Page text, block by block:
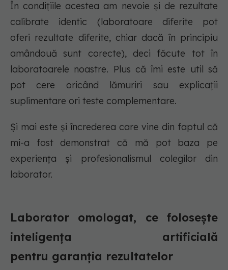
În condițiile acestea am nevoie și de rezultate
calibrate identic (laboratoare diferite pot
oferi rezultate diferite, chiar dacă în principiu
amândouă sunt corecte), deci făcute tot în
laboratoarele noastre. Plus că îmi este util să
pot cere oricând lămuriri sau explicații
suplimentare ori teste complementare.
Și mai este și încrederea care vine din faptul că
mi-a fost demonstrat că mă pot baza pe
experiența și profesionalismul colegilor din
laborator.
Laborator omologat, ce folosește
inteligența artificială
pentru garanția rezultatelor